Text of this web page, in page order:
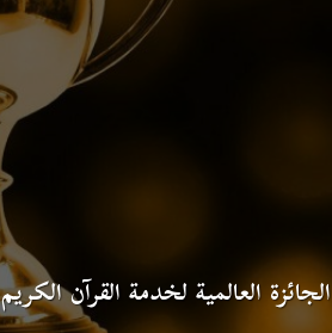
الجائزة العالمية لخدمة القرآن الكريم